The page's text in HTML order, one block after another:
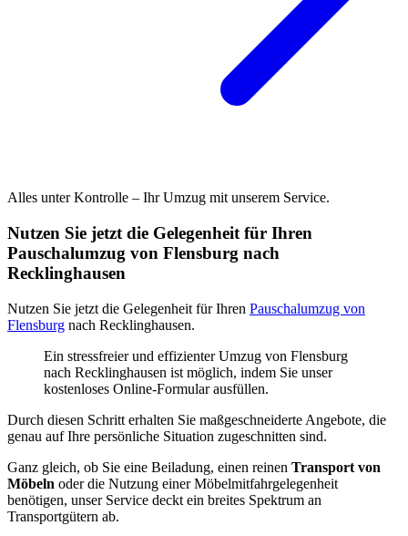
Alles unter Kontrolle – Ihr Umzug mit unserem Service.
Nutzen Sie jetzt die Gelegenheit für Ihren
Pauschalumzug von Flensburg nach
Recklinghausen
Nutzen Sie jetzt die Gelegenheit für Ihren Pauschalumzug von
Flensburg nach Recklinghausen.
Ein stressfreier und effizienter Umzug von Flensburg
nach Recklinghausen ist möglich, indem Sie unser
kostenloses Online-Formular ausfüllen.
Durch diesen Schritt erhalten Sie maßgeschneiderte Angebote, die
genau auf Ihre persönliche Situation zugeschnitten sind.
Ganz gleich, ob Sie eine Beiladung, einen reinen Transport von
Möbeln oder die Nutzung einer Möbelmitfahrgelegenheit
benötigen, unser Service deckt ein breites Spektrum an
Transportgütern ab.